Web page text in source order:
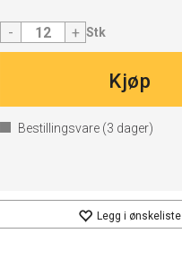
- + Stk
Kjøp
Bestillingsvare (3 dager)
Legg i ønskeliste